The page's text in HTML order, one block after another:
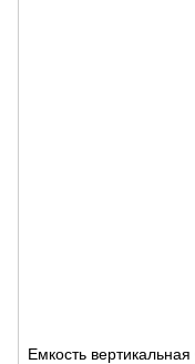
Емкость